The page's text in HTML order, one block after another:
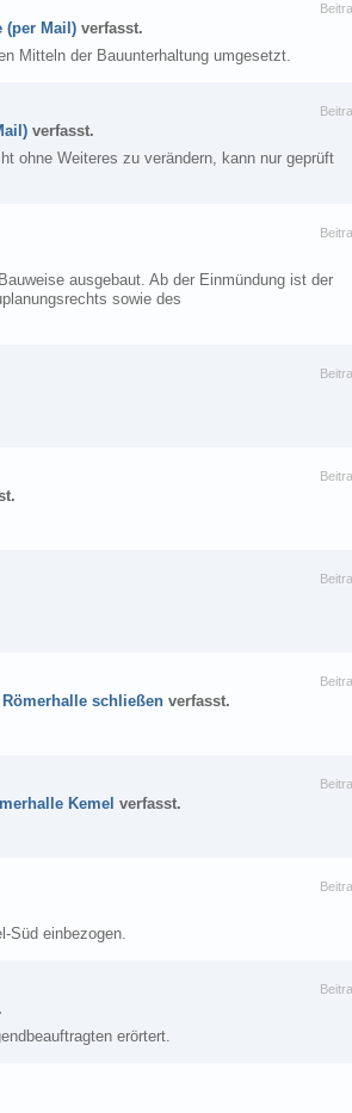
(per Mail) verfasst.
Mitteln der Bauunterhaltung umgesetzt.
verfasst.
ohne Weiteres zu verändern, kann nur geprüft
ausgebaut. Ab der Einmündung ist der
sowie des
schließen verfasst.
Kemel verfasst.
Süd einbezogen.
erörtert.